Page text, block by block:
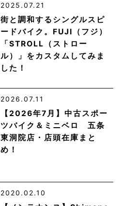
2025.07.21
街と調和するシングルスピ
ードバイク。FUJI（フジ）
「STROLL（ストロー
ル）」をカスタムしてみま
した！
2026.07.11
【2026年7月】中古スポー
ツバイク＆ミニベロ 五条
東洞院店・店頭在庫まと
め！
2020.02.10